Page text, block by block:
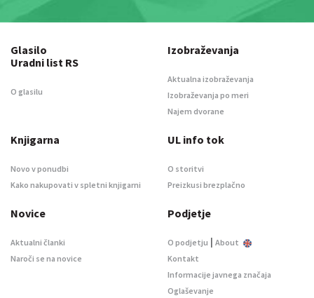
Glasilo
Uradni list RS
O glasilu
Izobraževanja
Aktualna izobraževanja
Izobraževanja po meri
Najem dvorane
Knjigarna
Novo v ponudbi
Kako nakupovati v spletni knjigarni
UL info tok
O storitvi
Preizkusi brezplačno
Novice
Aktualni članki
Naroči se na novice
Podjetje
O podjetju | About
Kontakt
Informacije javnega značaja
Oglaševanje